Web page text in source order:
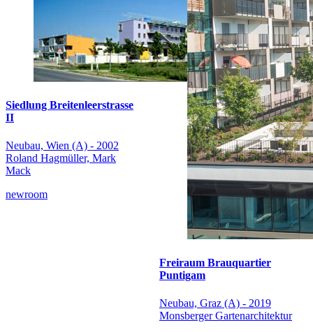
Siedlung Breitenleerstrasse
II
Neubau, Wien (A) - 2002
Roland Hagmüller, Mark
Mack
newroom
Freiraum Brauquartier
Puntigam
Neubau, Graz (A) - 2019
Monsberger Gartenarchitektur